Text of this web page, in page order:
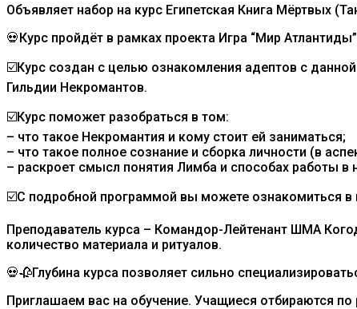
Объявляет набор на курс Египетская Книга Мёртвых
💀Курс пройдёт в рамках проекта Игра “Мир
☑️Курс создан с целью ознакомления адептов с
Гильдии Некромантов.
☑️Курс поможет разобраться в том:
– что такое Некромантия и кому стоит ей заниматься;
– что такое полное сознание и сборка личности (в
– раскроет смысл понятия Лимба и способах работы в
☑️С подробной программой вы можете ознакомиться в
Преподаватель курса – Командор-Лейтенант ШМА
количество материала и ритуалов.
💀🥀Глубина курса позволяет сильно
Приглашаем вас на обучение. Учащиеся отбираются